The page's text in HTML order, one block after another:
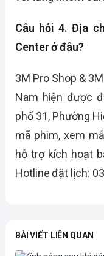
Câu hỏi 4. Địa
Center ở đâu?
3M Pro Shop &
Nam hiện được
phố 31, Phường
mã phim, xem
hỗ trợ kích hoạt
Hotline đặt lịch:
BÀI VIẾT LIÊN QUAN